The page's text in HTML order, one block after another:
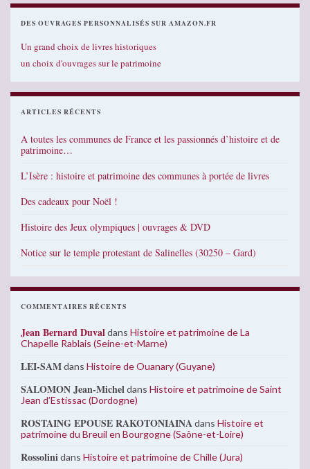
DES OUVRAGES PERSONNALISÉS SUR AMAZON.FR
Un grand choix de livres historiques
un choix d'ouvrages sur le patrimoine
ARTICLES RÉCENTS
A toutes les communes de France et les passionnés d’histoire et de
patrimoine…
L’Isère : histoire et patrimoine des communes à portée de livres
Des cadeaux pour Noël !
Histoire des Jeux olympiques | ouvrages & DVD
Notice sur le temple protestant de Salinelles (30250 – Gard)
COMMENTAIRES RÉCENTS
Jean Bernard Duvaldans Histoire et patrimoine de La
Chapelle Rablais (Seine-et-Marne)
LEI-SAMdans Histoire de Ouanary (Guyane)
SALOMON Jean-Micheldans Histoire et patrimoine de Saint
Jean d’Estissac (Dordogne)
ROSTAING EPOUSE RAKOTONIAINAdans Histoire et
patrimoine du Breuil en Bourgogne (Saône-et-Loire)
Rossolinidans Histoire et patrimoine de Chille (Jura)